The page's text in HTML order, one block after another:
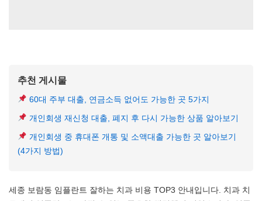
추천 게시물
60대 주부 대출, 연금소득 없어도 가능한 곳 5가지
개인회생 재신청 대출, 폐지 후 다시 가능한 상품 알아보기
개인회생 중 휴대폰 개통 및 소액대출 가능한 곳 알아보기
(4가지 방법)
세종 보람동 임플란트 잘하는 치과 비용 TOP3 안내입니다. 치과 치